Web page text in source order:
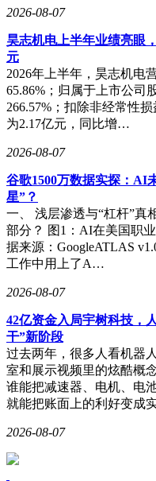
2026-08-07
昊志机电上半年业绩亮眼
元
2026年上半年，昊志机电
65.86%；归属于上市公司
266.57%；扣除非经常性
为2.17亿元，同比增…
2026-08-07
谷歌1500万数据实探：AI
星”？
一、 浅层渗透与“杠杆”真
部分？ 图1：AI在美国职
据来源：GoogleATLAS
工作中用上了A…
2026-08-07
42亿资金入局宇树科技，
干”新阶段
过去两年，很多人看机器
室和展示视频里的炫酷概
谁能把减速器、电机、电
就能把账面上的利好变成
2026-08-07